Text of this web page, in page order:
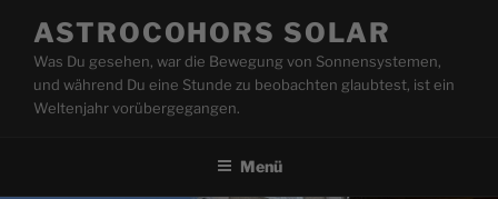
Inhalt
springen
ASTROCOHORS SOLAR
Was Du gesehen, war die Bewegung von Sonnensystemen,
und während Du eine Stunde zu beobachten glaubtest, ist ein
Weltenjahr vorübergegangen.
Menü